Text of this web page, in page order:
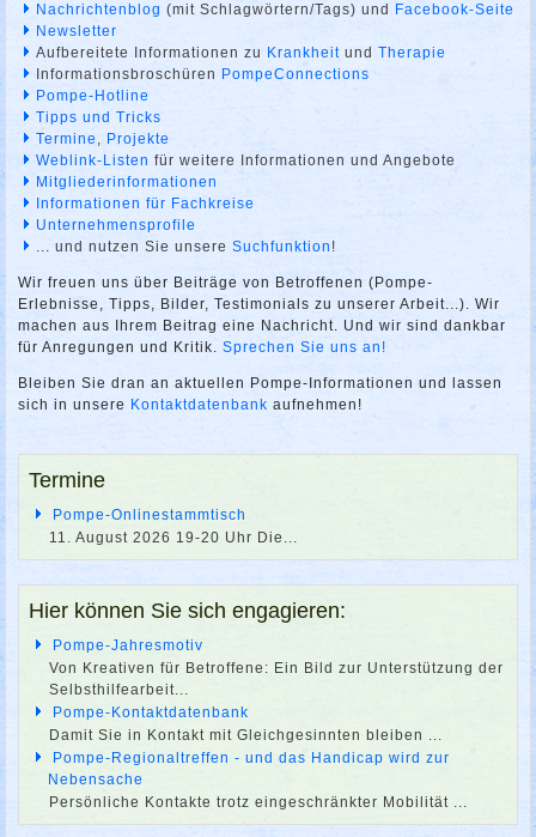
Nachrichtenblog (mit Schlagwörtern/Tags) und
Facebook-Seite
Newsletter
Aufbereitete Informationen zu Krankheit undTherapie
Informationsbroschüren PompeConnections
Pompe-Hotline
Tipps und Tricks
Termine , Projekte
Weblink-Listen für weitere Informationen und Angebote
Mitgliederinformationen
Informationen für Fachkreise
Unternehmensprofile
... und nutzen Sie unsereSuchfunktion !
Wir freuen uns über Beiträge von Betroffenen (Pompe-
Erlebnisse, Tipps, Bilder, Testimonials zu unserer Arbeit...). Wir
machen aus Ihrem Beitrag eine Nachricht. Und wir sind dankbar
für Anregungen und Kritik.Sprechen Sie uns an!
Bleiben Sie dran an aktuellen Pompe-Informationen und lassen
sich in unsere Kontaktdatenbank aufnehmen!
Termine
Pompe-Onlinestammtisch
11. August 2026 19-20 Uhr Die ...
Hier können Sie sich engagieren:
Pompe-Jahresmotiv
Von Kreativen für Betroffene: Ein Bild zur Unterstützung der
Selbsthilfearbeit...
Pompe-Kontaktdatenbank
Damit Sie in Kontakt mit Gleichgesinnten bleiben ...
Pompe-Regionaltreffen - und das Handicap wird zur
Nebensache
Persönliche Kontakte trotz eingeschränkter Mobilität ...